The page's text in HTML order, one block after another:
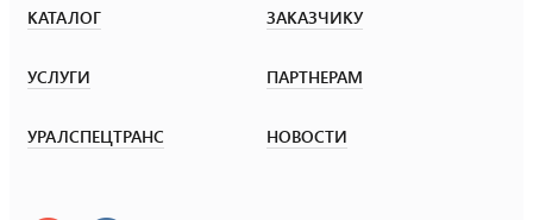
КАТАЛОГ ЗАКАЗЧИКУ
УСЛУГИ ПАРТНЕРАМ
УРАЛСПЕЦТРАНС НОВОСТИ